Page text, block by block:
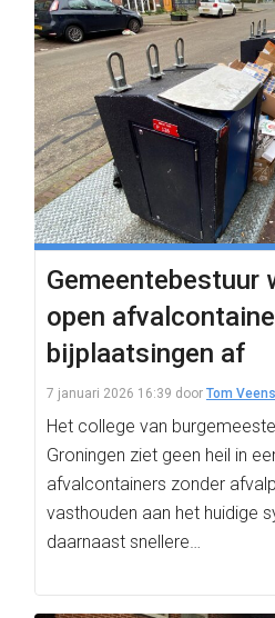
open
bijplaatsingen af
7 januari 2026 16:39 door Tom
Het college van
Groningen ziet geen heil in
afvalcontainers zonder
vasthouden aan het huidige
daarnaast snellere…